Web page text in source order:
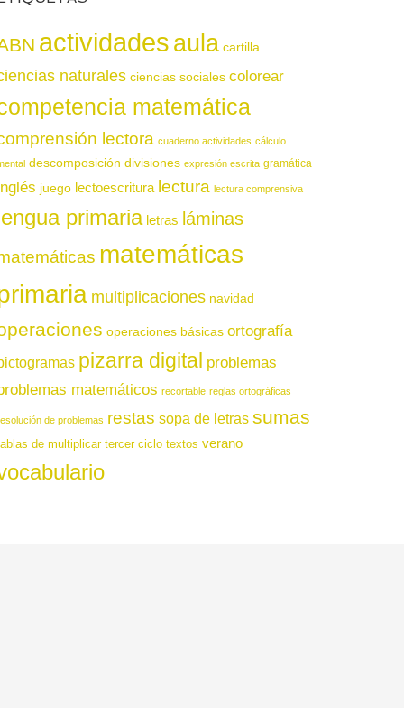
actividadesaula cartilla
naturales ciencias sociales colorear
matemática
lectora cuaderno actividades cálculo
descomposición divisiones expresión escrita gramática
juego lectoescritura lectura lectura comprensiva
primaria letras láminas
matemáticas
multiplicaciones navidad
operaciones básicas ortografía
pizarra digital problemas
matemáticos recortable reglas ortográficas
de problemas restas sopa de letras sumas
de multiplicar tercer ciclo textos verano